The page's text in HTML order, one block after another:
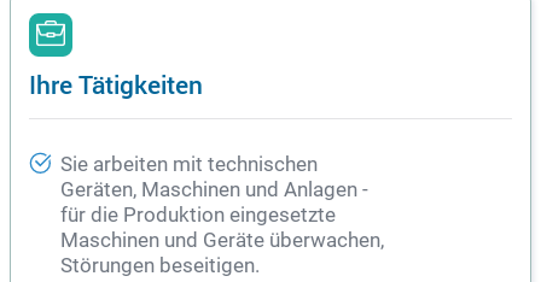
Ihre Tätigkeiten
Sie arbeiten mit technischen
Geräten, Maschinen und Anlagen -
für die Produktion eingesetzte
Maschinen und Geräte überwachen,
Störungen beseitigen.